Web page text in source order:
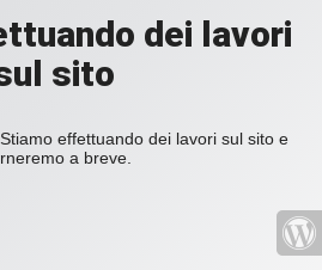
dei lavori
sito
effettuando dei lavori sul sito e
a breve.